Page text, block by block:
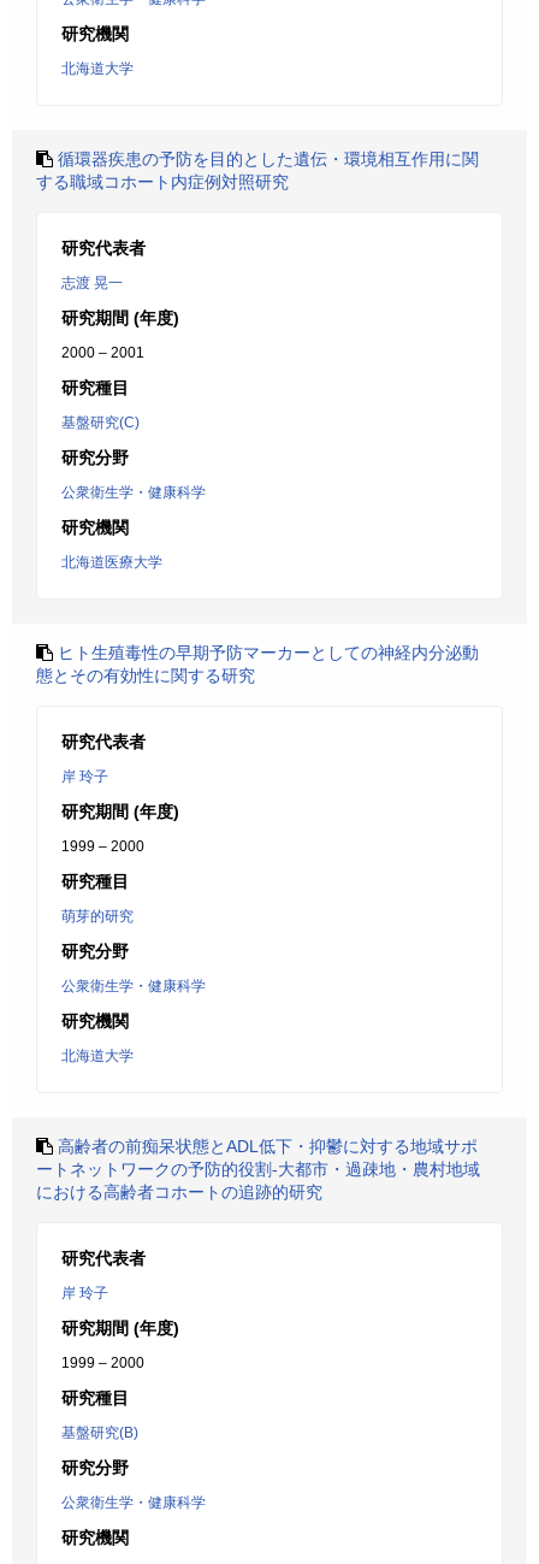
研究機関
北海道大学
循環器疾患の予防を目的とした遺伝・環境相互作用に関
する職域コホート内症例対照研究
研究代表者
志渡 晃一
研究期間 (年度)
2000 – 2001
研究種目
基盤研究(C)
研究分野
公衆衛生学・健康科学
研究機関
北海道医療大学
ヒト生殖毒性の早期予防マーカーとしての神経内分泌動
態とその有効性に関する研究
研究代表者
岸 玲子
研究期間 (年度)
1999 – 2000
研究種目
萌芽的研究
研究分野
公衆衛生学・健康科学
研究機関
北海道大学
高齢者の前痴呆状態とADL低下・抑鬱に対する地域サポ
ートネットワークの予防的役割-大都市・過疎地・農村地域
における高齢者コホートの追跡的研究
研究代表者
岸 玲子
研究期間 (年度)
1999 – 2000
研究種目
基盤研究(B)
研究分野
公衆衛生学・健康科学
研究機関